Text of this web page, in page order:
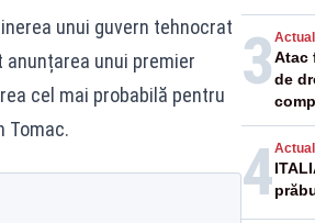
unui guvern tehnocrat
anunțarea unui premier
cel mai probabilă pentru
Tomac.
3Atac
de
4